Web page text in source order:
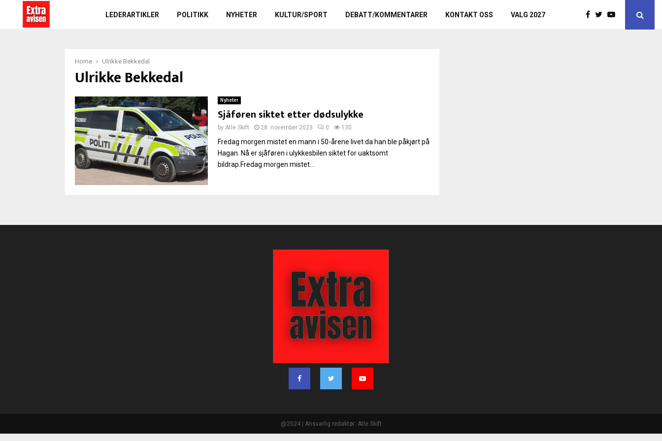
LEDERARTIKLER POLITIKK NYHETER KULTUR/SPORT DEBATT/KOMMENTARER KONTAKT OSS VALG 2027
Home Ulrikke Bekkedal
Ulrikke Bekkedal
Nyheter
Sjåføren siktet etter dødsulykke
by Atle Skift 28. november 2023 0 130
Fredag morgen mistet en mann i 50-årene livet da han ble påkjørt på
Hagan. Nå er sjåføren i ulykkesbilen siktet for uaktsomt
bildrap.Fredag morgen mistet...
@2024 | Ansvarlig redaktør: Atle Skift